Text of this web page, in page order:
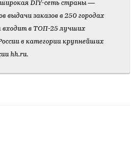
DIY-сеть страны —
выдачи заказов в 250 городах
входит в ТОП-25 лучших
в категории крупнейших
hh.ru.